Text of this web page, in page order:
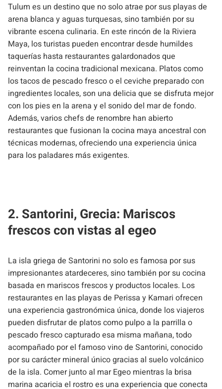
Tulum es un destino que no solo atrae por sus playas de
arena blanca y aguas turquesas, sino también por su
vibrante escena culinaria. En este rincón de la Riviera
Maya, los turistas pueden encontrar desde humildes
taquerías hasta restaurantes galardonados que
reinventan la cocina tradicional mexicana. Platos como
los tacos de pescado fresco o el ceviche preparado con
ingredientes locales, son una delicia que se disfruta mejor
con los pies en la arena y el sonido del mar de fondo.
Además, varios chefs de renombre han abierto
restaurantes que fusionan la cocina maya ancestral con
técnicas modernas, ofreciendo una experiencia única
para los paladares más exigentes.
2. Santorini, Grecia: Mariscos
frescos con vistas al egeo
La isla griega de Santorini no solo es famosa por sus
impresionantes atardeceres, sino también por su cocina
basada en mariscos frescos y productos locales. Los
restaurantes en las playas de Perissa y Kamari ofrecen
una experiencia gastronómica única, donde los viajeros
pueden disfrutar de platos como pulpo a la parrilla o
pescado fresco capturado esa misma mañana, todo
acompañado por el famoso vino de Santorini, conocido
por su carácter mineral único gracias al suelo volcánico
de la isla. Comer junto al mar Egeo mientras la brisa
marina acaricia el rostro es una experiencia que conecta